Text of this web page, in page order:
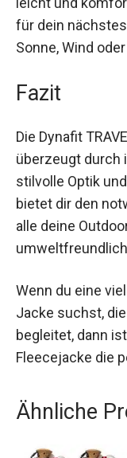
leicht und
Wahl für dein
ob bei Sonne,
Fazit
Die Dynafit
überzeugt durch
stilvolle Optik
Sie bietet dir
Schutz für alle
zudem
Wenn du eine
funktionale
Abenteuern
TRAVERSE
Ähnliche